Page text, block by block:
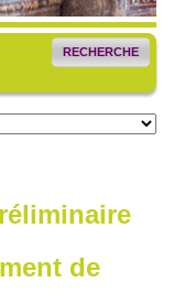
RECHERCHE
de